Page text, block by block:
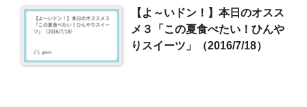
【よ～いドン！】本日のオスス
メ３「この夏食べたい！ひんや
りスイーツ」（2016/7/18）